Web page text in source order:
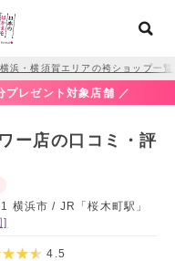
横浜・横須賀エリアの袴ショップ一覧
レゼント対象店舗 ／
ー店の口コミ・評
横浜市 / JR「桜木町駅」
]
4.5